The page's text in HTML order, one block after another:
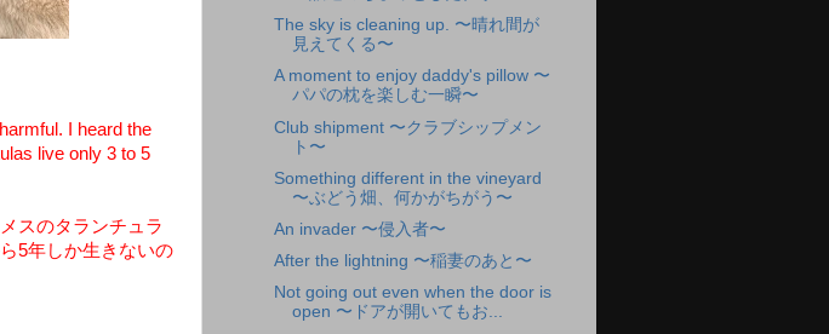
I heard the
live only 3 to 5
スのタランチュラ
5年しか生きないの
The sky is cleaning up. 〜晴れ間が
見えてくる〜
A moment to enjoy daddy's pillow 〜
パパの枕を楽しむ一瞬〜
Club shipment 〜クラブシップメン
ト〜
Something different in the vineyard
〜ぶどう畑、何かがちがう〜
An invader 〜侵入者〜
After the lightning 〜稲妻のあと〜
Not going out even when the door is
open 〜ドアが開いてもお...